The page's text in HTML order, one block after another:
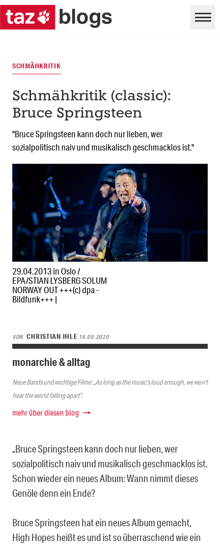
29.04.2013 in Oslo /
EPA/STIAN LYSBERG SOLUM
NORWAY OUT +++(c) dpa -
Bildfunk+++ |
SCHMÄHKRITIK
Schmähkritik (classic):
Bruce Springsteen
"Bruce Springsteen kann doch nur lieben, wer
sozialpolitisch naiv und musikalisch geschmacklos ist."
VON CHRISTIAN IHLE 16.09.2020
monarchie & alltag
Neue Bands und wichtige Filme: „As long as the music’s loud enough, we won’t
hear the world falling apart“.
mehr über diesen blog
„Bruce Springsteen kann doch nur lieben, wer
sozialpolitisch naiv und musikalisch geschmacklos ist.
Schon wieder ein neues Album: Wann nimmt dieses
Genöle denn ein Ende?
Bruce Springsteen hat ein neues Album gemacht,
High Hopes heißt es und ist so überraschend wie ein